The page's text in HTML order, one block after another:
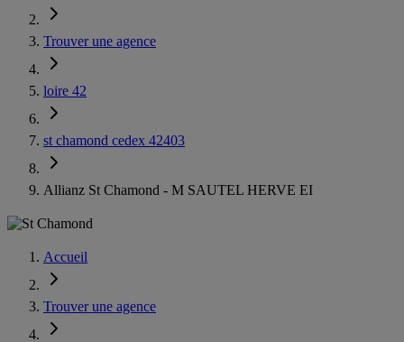
Trouver une agence
loire 42
st chamond cedex 42403
Allianz St Chamond - M SAUTEL HERVE EI
Accueil
Trouver une agence